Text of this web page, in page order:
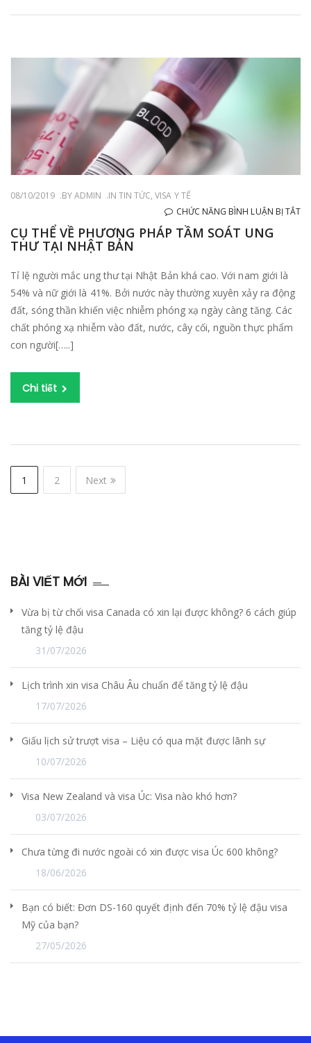
08/10/2019 BYADMIN INTIN TỨC,VISA Y TẾ
CHỨC NĂNG BÌNH LUẬN BỊ TẮTỞ
CỤ THỂ VỀ PHƯƠNG PHÁP TẦM SOÁT UNG
THƯ TẠI NHẬT BẢN
Tỉ lệ người mắc ung thư tại Nhật Bản khá cao. Với nam giới là
54% và nữ giới là 41%. Bởi nước này thường xuyên xảy ra động
đất, sóng thần khiến việc nhiễm phóng xạ ngày càng tăng. Các
chất phóng xạ nhiễm vào đất, nước, cây cối, nguồn thực phẩm
con người[…..]
Chi tiết
1 2 Next
BÀI VIẾT MỚI
Vừa bị từ chối visa Canada có xin lại được không? 6 cách giúp
tăng tỷ lệ đậu
31/07/2026
Lịch trình xin visa Châu Âu chuẩn để tăng tỷ lệ đậu
17/07/2026
Giấu lịch sử trượt visa – Liệu có qua mặt được lãnh sự
10/07/2026
Visa New Zealand và visa Úc: Visa nào khó hơn?
03/07/2026
Chưa từng đi nước ngoài có xin được visa Úc 600 không?
18/06/2026
Bạn có biết: Đơn DS-160 quyết định đến 70% tỷ lệ đậu visa
Mỹ của bạn?
27/05/2026